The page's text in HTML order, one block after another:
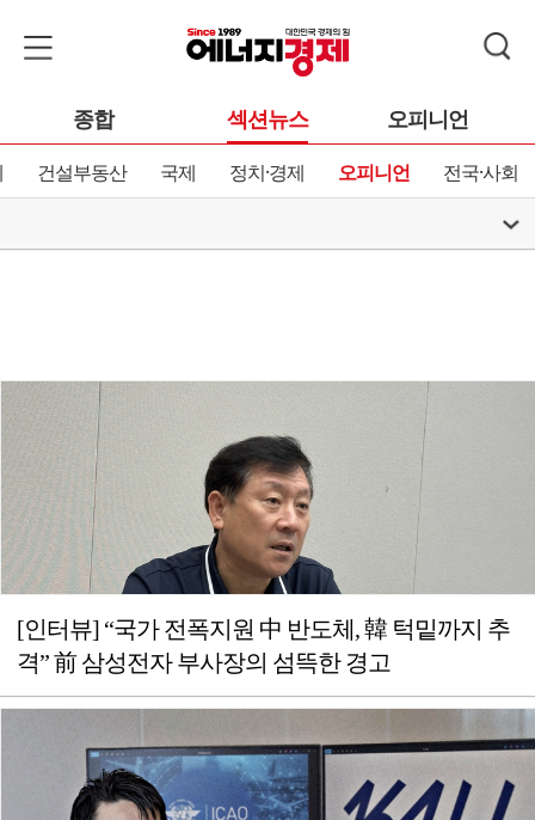
종합 섹션뉴스 오피니언
건설부동산 국제 정치·경제 오피니언 전국·사회
[인터뷰] “국가 전폭지원 中 반도체, 韓 턱밑까지 추
격” 前 삼성전자 부사장의 섬뜩한 경고